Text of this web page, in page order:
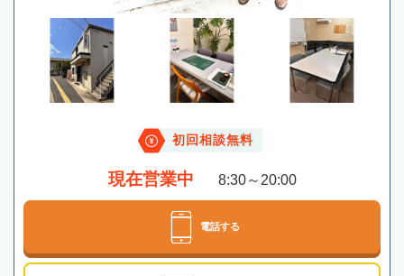
初回相談無料
現在営業中 8:30～20:00
電話する